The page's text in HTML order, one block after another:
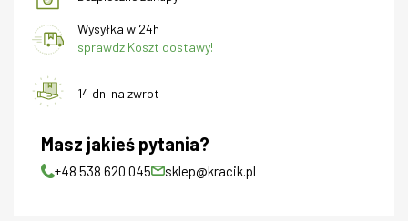
Wysyłka w 24h
sprawdz Koszt dostawy!
14 dni na zwrot
Masz jakieś pytania?
+48 538 620 045 sklep@kracik.pl